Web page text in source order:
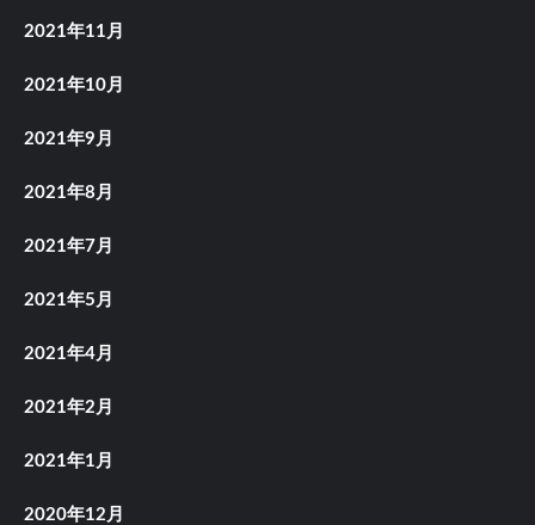
2021年11月
2021年10月
2021年9月
2021年8月
2021年7月
2021年5月
2021年4月
2021年2月
2021年1月
2020年12月